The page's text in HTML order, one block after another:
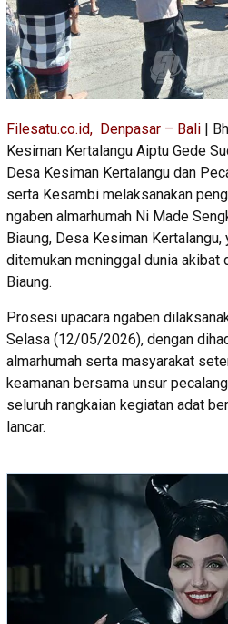
Filesatu.co.id, Denpasar – Bali |
Kesiman Kertalangu Aiptu Gede
Desa Kesiman Kertalangu dan
serta Kesambi melaksanakan
ngaben almarhumah Ni Made
Biaung, Desa Kesiman
ditemukan meninggal dunia akibat
Biaung.
Prosesi upacara ngaben
Selasa (12/05/2026), dengan
almarhumah serta masyarakat
keamanan bersama unsur
seluruh rangkaian kegiatan adat
lancar.